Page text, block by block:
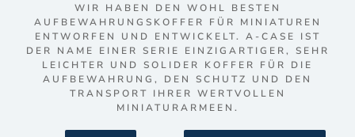
WIR HABEN DEN WOHL BESTEN
AUFBEWAHRUNGSKOFFER FÜR MINIATUREN
ENTWORFEN UND ENTWICKELT. A-CASE IST
DER NAME EINER SERIE EINZIGARTIGER, SEHR
LEICHTER UND SOLIDER KOFFER FÜR DIE
AUFBEWAHRUNG, DEN SCHUTZ UND DEN
TRANSPORT IHRER WERTVOLLEN
MINIATURARMEEN.